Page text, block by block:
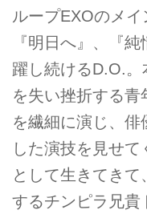
ループEXOのメ
『明日へ』、『
躍し続けるD.O.
を失い挫折する青
を繊細に演じ、
した演技を見せ
として生きてきて
するチンピラ兄貴